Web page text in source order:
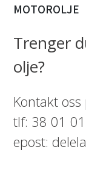
MOTOROLJE
Trenger
olje?
Kontakt oss
tlf: 38 01
epost: